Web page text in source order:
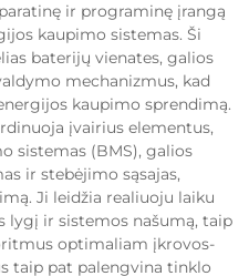
ir programinę įrangą
kaupimo sistemas. Ši
baterijų vienates, galios
mechanizmus, kad
kaupimo sprendimą.
įvairius elementus,
sistemas (BMS), galios
ir stebėjimo sąsajas,
Ji leidžia realiuoju laiku
lygį ir sistemos našumą, taip
optimaliam įkrovos-
taip pat palengvina tinklo